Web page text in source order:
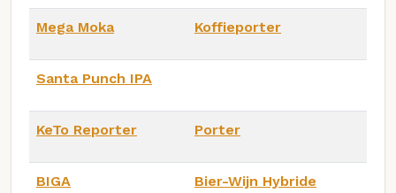
Mega Moka Koffieporter
Santa Punch IPA
KeTo Reporter Porter
BIGA
Bier-Wijn Hybride